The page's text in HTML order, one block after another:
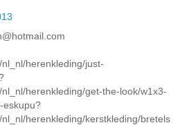
herenkleding/just-
herenkleding/get-the-look/w1x3-
eskupu?
herenkleding/kerstkleding/bretels